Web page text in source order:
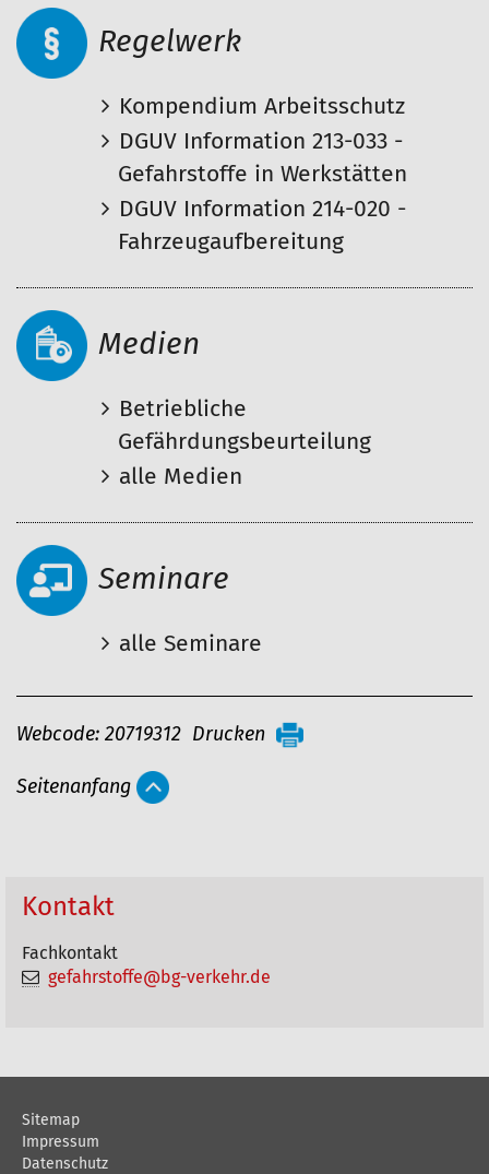
Regelwerk
Kompendium Arbeitsschutz
DGUV Information 213-033 -
Gefahrstoffe in Werkstätten
DGUV Information 214-020 -
Fahrzeugaufbereitung
Medien
Betriebliche
Gefährdungsbeurteilung
alle Medien
Seminare
alle Seminare
A
t
e
a
n
e
Webcode: 20719312 Drucken
Seitenanfang
Kontakt
Fachkontakt
gefahrstoffe@bg-verkehr.de
Sitemap
Impressum
Datenschutz